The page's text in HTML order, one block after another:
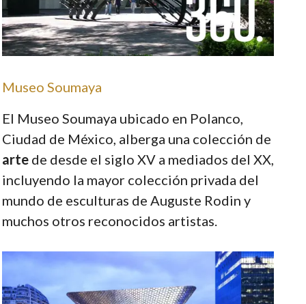
Museo Soumaya
El Museo Soumaya ubicado en Polanco,
Ciudad de México, alberga una colección de
artede desde el siglo XV a mediados del XX,
incluyendo la mayor colección privada del
mundo de esculturas de Auguste Rodin y
muchos otros reconocidos artistas.